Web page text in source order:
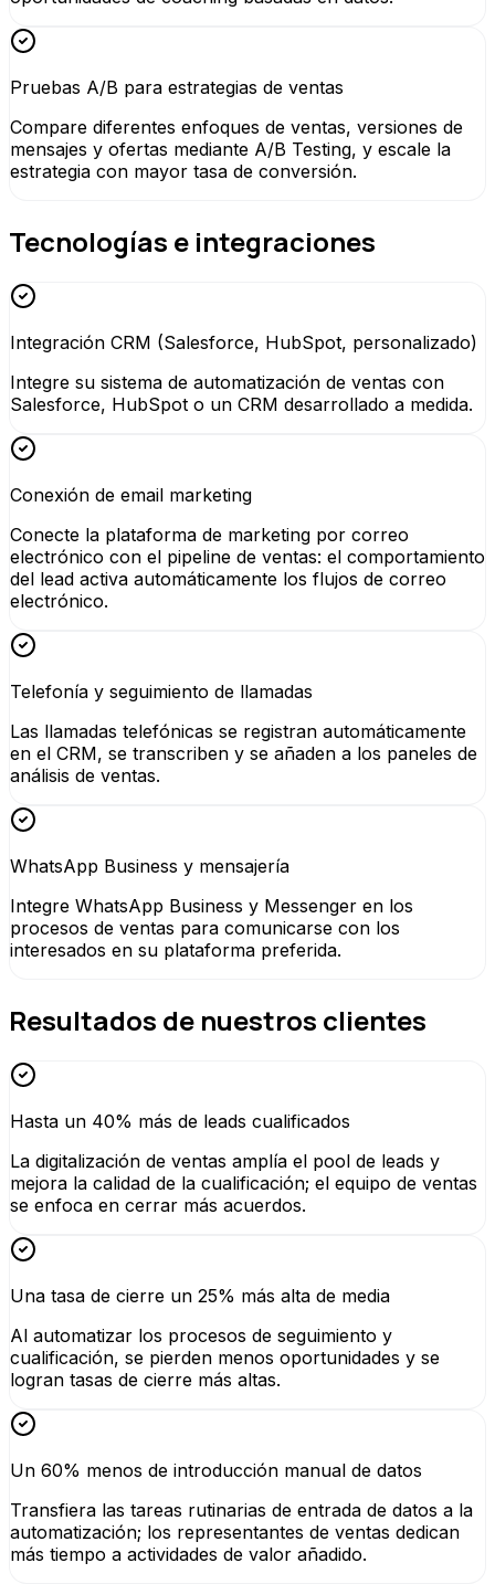
Pruebas A/B para estrategias de ventas
Compare diferentes enfoques de ventas, versiones de
mensajes y ofertas mediante A/B Testing, y escale la
estrategia con mayor tasa de conversión.
Tecnologías e integraciones
Integración CRM (Salesforce, HubSpot, personalizado)
Integre su sistema de automatización de ventas con
Salesforce, HubSpot o un CRM desarrollado a medida.
Conexión de email marketing
Conecte la plataforma de marketing por correo
electrónico con el pipeline de ventas: el comportamiento
del lead activa automáticamente los flujos de correo
electrónico.
Telefonía y seguimiento de llamadas
Las llamadas telefónicas se registran automáticamente
en el CRM, se transcriben y se añaden a los paneles de
análisis de ventas.
WhatsApp Business y mensajería
Integre WhatsApp Business y Messenger en los
procesos de ventas para comunicarse con los
interesados en su plataforma preferida.
Resultados de nuestros clientes
Hasta un 40% más de leads cualificados
La digitalización de ventas amplía el pool de leads y
mejora la calidad de la cualificación; el equipo de ventas
se enfoca en cerrar más acuerdos.
Una tasa de cierre un 25% más alta de media
Al automatizar los procesos de seguimiento y
cualificación, se pierden menos oportunidades y se
logran tasas de cierre más altas.
Un 60% menos de introducción manual de datos
Transfiera las tareas rutinarias de entrada de datos a la
automatización; los representantes de ventas dedican
más tiempo a actividades de valor añadido.